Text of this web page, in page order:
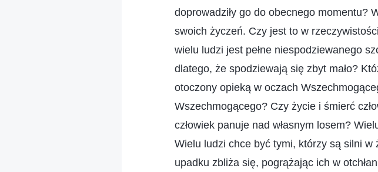
doprowadziły go do obecnego momentu?
swoich życzeń. Czy jest to w
wielu ludzi jest pełne niespodziewanego
dlatego, że spodziewają się zbyt mało?
otoczony opieką w oczach
Wszechmogącego? Czy życie i śmierć
człowiek panuje nad własnym losem?
Wielu ludzi chce być tymi, którzy są silni
upadku zbliża się, pogrążając ich w